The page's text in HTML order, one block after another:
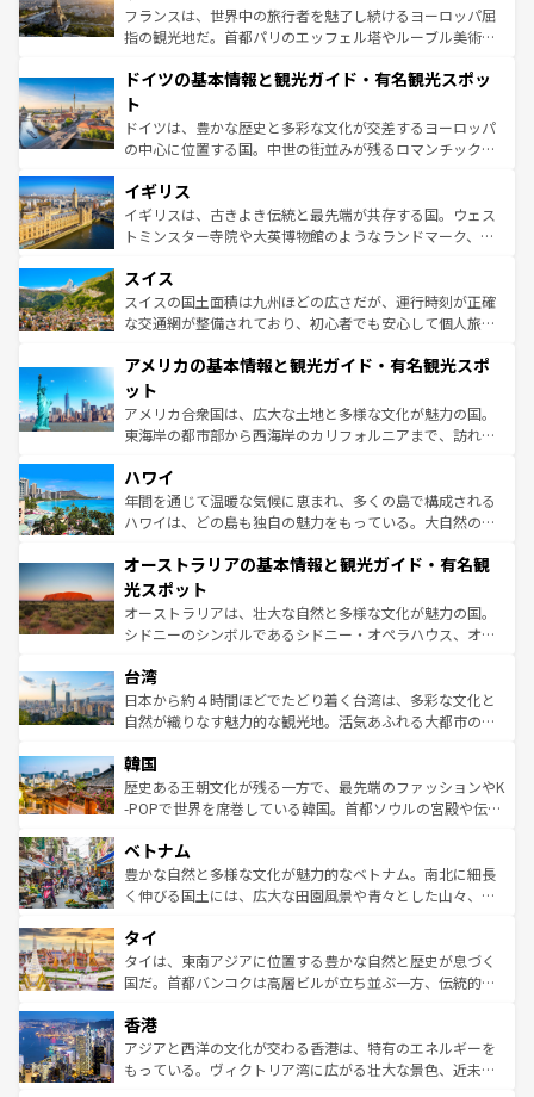
る。首都マドリードの洗練された雰囲気や、バルセロナの
アートに溢れた街角から、地方では古代ローマ遺跡や中世
せる。地方によって風土や気候が異なるスペインはその個
ンテンツ一覧 を参照してほしい。
フランスは、世界中の旅行者を魅了し続けるヨーロッパ屈
指の観光地だ。首都パリのエッフェル塔やルーブル美術館
で、幅広い魅力が詰まっている。華麗な宮殿、歴史的な大
聖堂、美しいビーチ、そして豊かな自然が、訪れる者を心
から魅了する。また、フランスは美食の国としても知ら
れ、フランス料理はユネスコ無形文化遺産にも登録されて
香り高いラベンダー畑など、多彩な楽しみ方が可能だ。さ
らに、パリ以外の地域にも魅力が溢れており、どの街角に
も豊かな歴史と文化が息づいている。パリ以外の個性あふ
を参照してほしい。
ドイツの基本情報と観光ガイド・有名観光スポッ
ト
ドイツは、豊かな歴史と多彩な文化が交差するヨーロッパ
の中心に位置する国。中世の街並みが残るロマンチック街
顔を持つこの国は、どこを歩いても飽きることがない。ベ
ルリンの文化的活気、バイエルン州のアルプスの絶景、そ
してライン川沿いのワイン畑といった風景は必見。ビール
は、お酒好きな人にはぜひ体験してほしい。 なお、新着の
ドイツ情報はコンテンツ一覧を参照してほしい。
イギリス
イギリスは、古きよき伝統と最先端が共存する国。ウェス
トミンスター寺院や大英博物館のようなランドマーク、歴
リアごとに異なる魅力がある。また、優雅なアフタヌーン
ティー、ビール好きにはたまらない英国パブ、サッカー観
戦など、本場だからこそできる体験も豊富。イギリスを旅
ンツ一覧を参照してほしい。
スイス
スイスの国土面積は九州ほどの広さだが、運行時刻が正確
な交通網が整備されており、初心者でも安心して個人旅行
の建物がそのまま残る町や、スイスならではのユニークな
博物館もあり、アルプス観光だけでなく町歩きも満喫する
ことができる。国民の所得が高いため物価も高いが、旅行
者向けの交通パス提供のサービスもあり、うまく活用すれ
着のスイス情報は
アメリカの基本情報と観光ガイド・有名観光スポ
ット
アメリカ合衆国は、広大な土地と多様な文化が魅力の国。
東海岸の都市部から西海岸のカリフォルニアまで、訪れる
のような巨大都市は、観光、ショッピング、エンターテイ
ンメントが詰まった刺激的なスポットだ。一方、アメリカ
西部には大自然が広がり、グランドキャニオンやイエロー
部のニューオーリンズでは、音楽と美食が融合した独特の
文化が魅力。旅行者はアメリカの各地域で異なる魅力を楽
しみながら、その多様性と豊かな歴史を感じることができ
るだろう。車でのロードトリップや列車の旅も、アメリカ
情報は
ハワイ
年間を通じて温暖な気候に恵まれ、多くの島で構成される
ハワイは、どの島も独自の魅力をもっている。大自然の神
ワイ島は見逃せない。また、定番の観光地といえばオアフ
島だが、静かな自然を求めるならマウイ島やカウアイ島が
おすすめ。エメラルドグリーンに輝く海をはじめ、豊かな
文化や歴史が息づいている。「アロハスピリット」と呼ば
人々、おいしいローカルフードやハワイアンミュージッ
ク、伝統的なフラダンスなど、すべてがハワイの魅力を彩
っている。訪れるたびに新しい発見と感動が待っているハ
はコンテンツ一覧
オーストラリアの基本情報と観光ガイド・有名観
光スポット
オーストラリアは、壮大な自然と多様な文化が魅力の国。
シドニーのシンボルであるシドニー・オペラハウス、オー
リアリーフや大陸中央部にそびえるウルル（エアーズロッ
ク）、タスマニアの美しい原生林やケアンズの熱帯雨林な
ど、見どころがたくさん。また、カフェやワイン、オージ
いる。アクティビティも充実しており、サーフィンやダイ
ビング、ハイキングなど、アウトドア好きにはたまらな
い。オーストラリアの多彩な魅力を存分に味わいつくそ
参照してほしい。
台湾
日本から約４時間ほどでたどり着く台湾は、多彩な文化と
自然が織りなす魅力的な観光地。活気あふれる大都市の台
ン）、静ひつな山岳地帯である台湾東部など、都市の喧騒
と山間の静けさが共存しており、訪れる人に新しい発見と
驚きをもたらしてくれる。また、奥深い台湾の食文化も魅
容にもいいと評判のスイーツなど、バラエティ豊かな料理
が味わえる。 なお、新着の台湾情報は コンテンツ一覧を参
照してほしい。
韓国
歴史ある王朝文化が残る一方で、最先端のファッションやK
-POPで世界を席巻している韓国。首都ソウルの宮殿や伝統
き、地方に足を延ばせば四季折々の自然美を楽しむことが
できる。そして、キムチや焼肉、絶品のストリートフード
まで、さまざまな韓国料理が待っている。夜には、韓国な
リティに包まれながら、韓国の多彩な魅力を心ゆくまで味
わってみてほしい。 なお、新着の韓国情報はコンテンツ一
覧を参照してほしい。
ベトナム
豊かな自然と多様な文化が魅力的なベトナム。南北に細長
く伸びる国土には、広大な田園風景や青々とした山々、世
急速な発展と共に伝統が息づく。ハノイの古い町並みやホ
ーチミン市のフランス統治時代の建物も、独特の雰囲気を
醸し出している。また、バラエティの豊かさとおいしさで
とつ。フォーやバインミー、ベトナムコーヒーなどは、ぜ
ひ現地で味わいたい。どの地域を訪れてもあたたかい人々
が旅行者を迎えてくれるので、きっと忘れられない旅にな
タイ
タイは、東南アジアに位置する豊かな自然と歴史が息づく
国だ。首都バンコクは高層ビルが立ち並ぶ一方、伝統的な
の活気が交差している。北部ではチェンマイなどの山岳地
帯で自然と触れ合い、南部ではプーケットやクラビの美し
いビーチでリゾート気分を楽しむことができる。タイ料理
香港
アジアと西洋の文化が交わる香港は、特有のエネルギーを
もっている。ヴィクトリア湾に広がる壮大な景色、近未来